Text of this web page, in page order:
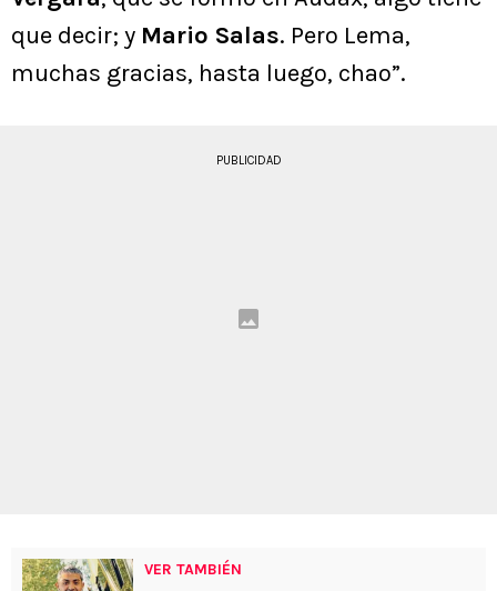
que decir; y Mario Salas. Pero Lema,
muchas gracias, hasta luego, chao”.
PUBLICIDAD
VER TAMBIÉN